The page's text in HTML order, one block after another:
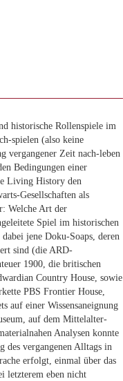
historische Rollenspiele im
spielen (also keine
vergangener Zeit nach-leben
Bedingungen einer
Living History den
Gesellschaften als
Welche Art der
Spiel im historischen
jene Doku-Soaps, deren
sind (die ARD-
1900, die britischen
Country House, sowie
PBS Frontier House,
auf einer Wissensaneignung
auf dem Mittelalter-
Analysen konnte
des vergangenen Alltags in
erfolgt, einmal über das
letzterem eben nicht